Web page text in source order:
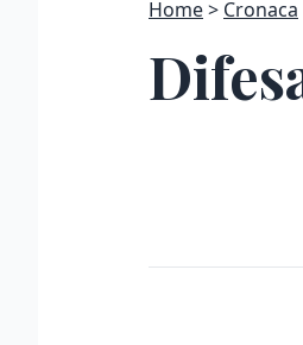
Home Cronaca